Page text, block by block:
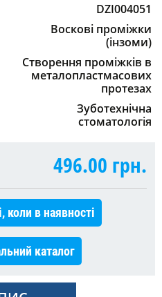
DZI004051
Воскові проміжки
(інзоми)
Створення проміжків в
металопластмасових
протезах
Зуботехнічна
стоматологія
496.00 грн.
коли в наявності
каталог